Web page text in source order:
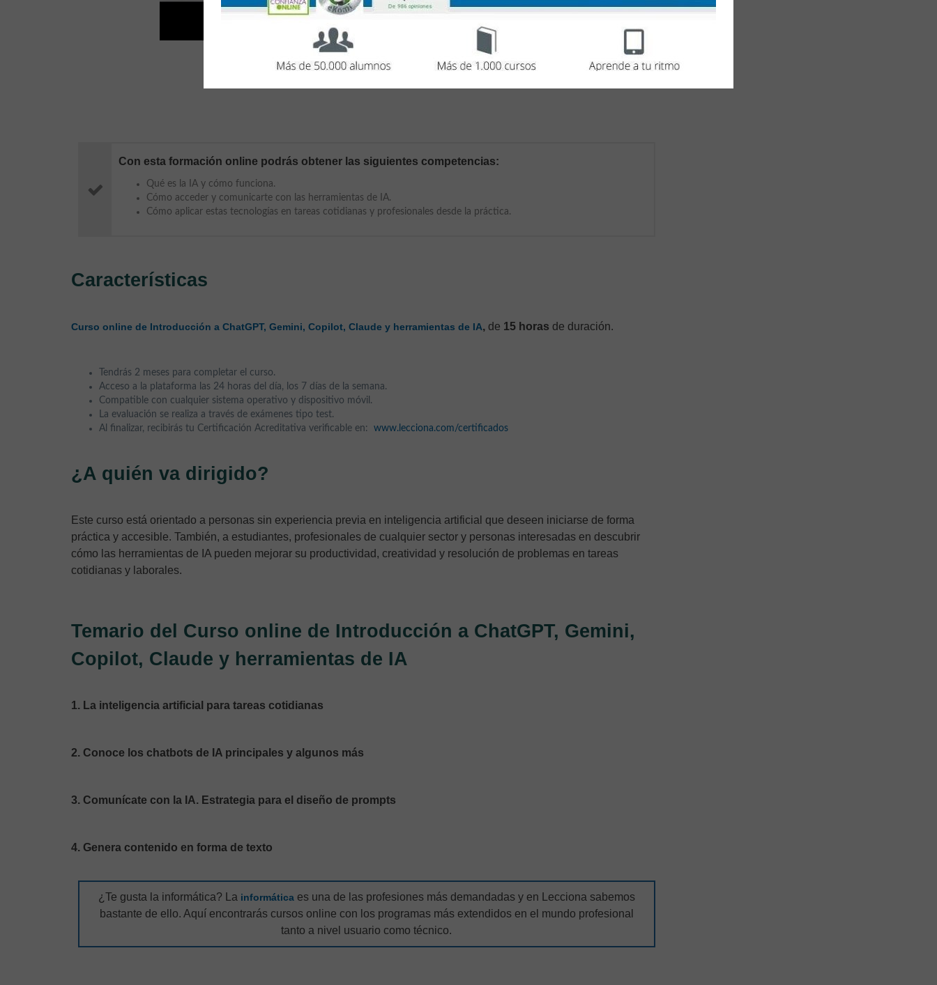
Con esta formación online podrás obtener las siguientes competencias:
Qué es la IA y cómo funciona.
Cómo acceder y comunicarte con las herramientas de IA.
Cómo aplicar estas tecnologías en tareas cotidianas y profesionales desde la práctica.
Características
Curso online de Introducción a ChatGPT, Gemini, Copilot, Claude y herramientas de IA, de 15 horas de duración.
Tendrás 2 meses para completar el curso.
Acceso a la plataforma las 24 horas del día, los 7 días de la semana.
Compatible con cualquier sistema operativo y dispositivo móvil.
La evaluación se realiza a través de exámenes tipo test.
Al finalizar, recibirás tu Certificación Acreditativa verificable en: www.lecciona.com/certificados
¿A quién va dirigido?
Este curso está orientado a personas sin experiencia previa en inteligencia artificial que deseen iniciarse de forma
práctica y accesible. También, a estudiantes, profesionales de cualquier sector y personas interesadas en descubrir
cómo las herramientas de IA pueden mejorar su productividad, creatividad y resolución de problemas en tareas
cotidianas y laborales.
Temario del Curso online de Introducción a ChatGPT, Gemini,
Copilot, Claude y herramientas de IA
1. La inteligencia artificial para tareas cotidianas
2. Conoce los chatbots de IA principales y algunos más
3. Comunícate con la IA. Estrategia para el diseño de prompts
4. Genera contenido en forma de texto
¿Te gusta la informática? La informática es una de las profesiones más demandadas y en Lecciona sabemos
bastante de ello. Aquí encontrarás cursos online con los programas más extendidos en el mundo profesional
tanto a nivel usuario como técnico.